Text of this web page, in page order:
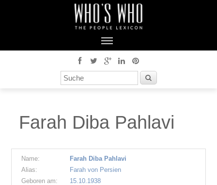
Farah Diba Pahlavi
Name:
Farah Diba Pahlavi
Alias:
Farah von Persien
Geboren am:
15.10.1938